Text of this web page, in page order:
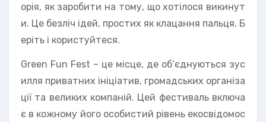
орія, як заробити на тому, що хотілося викинут
и. Це безліч ідей, простих як клацання пальця. Б
еріть і користуйтеся.
Green Fun Fest – це місце, де об’єднуються зус
илля приватних ініціатив, громадських організа
ції та великих компаній. Цей фестиваль включа
є в кожному його особистий рівень екосвідомос